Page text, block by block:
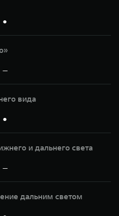
●
—
вида
●
и дальнего света
—
дальним светом